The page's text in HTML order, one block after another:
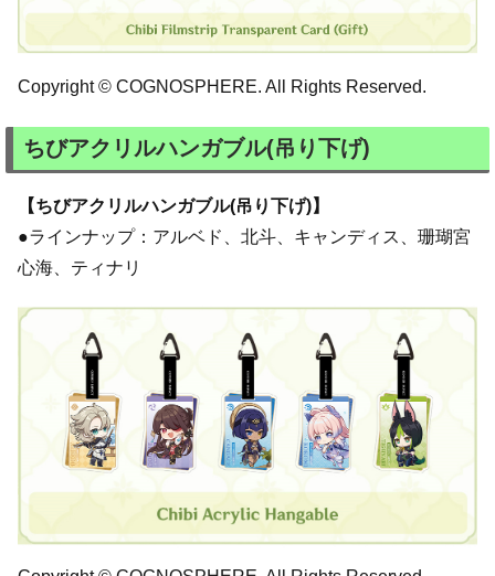
Copyright © COGNOSPHERE. All Rights Reserved.
ちびアクリルハンガブル(吊り下げ)
【ちびアクリルハンガブル(吊り下げ)】
●ラインナップ：アルベド、北斗、キャンディス、珊瑚宮
心海、ティナリ